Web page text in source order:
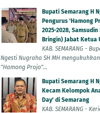
Bupati Semarang H
Pengurus 'Hamong
2025-2028,
Bringin) Jabat Ketua
KAB. SEMARANG -
Ngesti Nugraha SH MH
"Hamong Projo"...
Bupati Semarang H
Kecam Kelompok
Day' di Semarang
KAB. SEMARANG -